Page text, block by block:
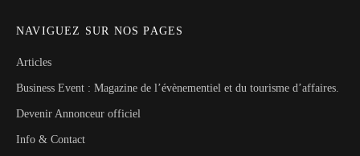
NAVIGUEZ SUR NOS PAGES
Articles
Business Event : Magazine de l’évènementiel et du tourisme d’affaires.
Devenir Annonceur officiel
Info & Contact